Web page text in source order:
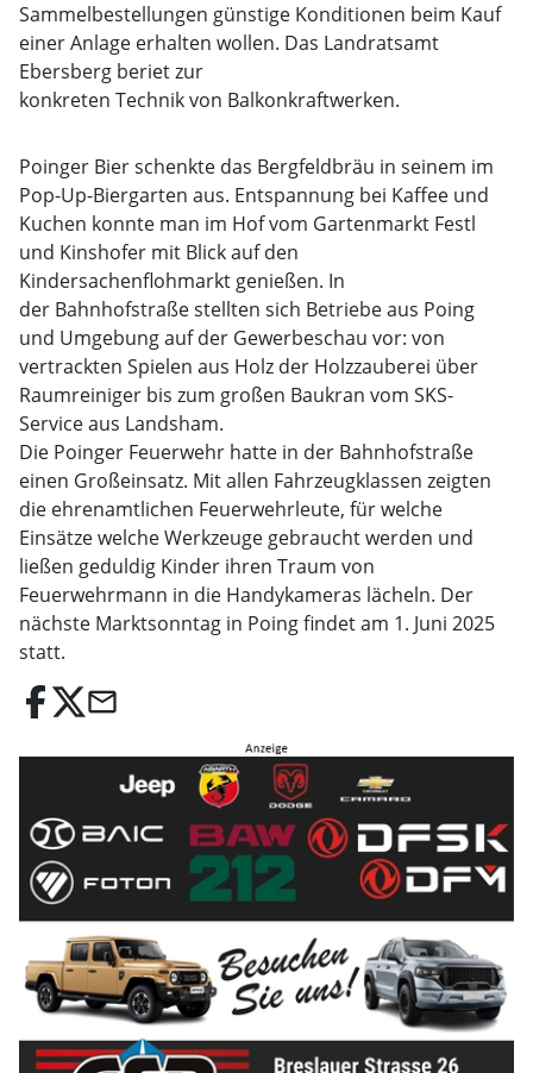
Sammelbestellungen günstige Konditionen beim Kauf
einer Anlage erhalten wollen. Das Landratsamt
Ebersberg beriet zur
konkreten Technik von Balkonkraftwerken.
Poinger Bier schenkte das Bergfeldbräu in seinem im
Pop-Up-Biergarten aus. Entspannung bei Kaffee und
Kuchen konnte man im Hof vom Gartenmarkt Festl
und Kinshofer mit Blick auf den
Kindersachenflohmarkt genießen. In
der Bahnhofstraße stellten sich Betriebe aus Poing
und Umgebung auf der Gewerbeschau vor: von
vertrackten Spielen aus Holz der Holzzauberei über
Raumreiniger bis zum großen Baukran vom SKS-
Service aus Landsham.
Die Poinger Feuerwehr hatte in der Bahnhofstraße
einen Großeinsatz. Mit allen Fahrzeugklassen zeigten
die ehrenamtlichen Feuerwehrleute, für welche
Einsätze welche Werkzeuge gebraucht werden und
ließen geduldig Kinder ihren Traum von
Feuerwehrmann in die Handykameras lächeln. Der
nächste Marktsonntag in Poing findet am 1. Juni 2025
statt.
email